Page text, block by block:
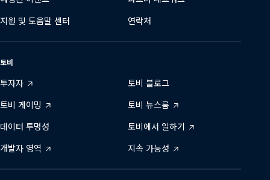
지원 및 도움말 센터
연락처
토비
투자자
토비 블로그
토비 게이밍
토비 뉴스룸
데이터 투명성
토비에서 일하기
개발자 영역
지속 가능성